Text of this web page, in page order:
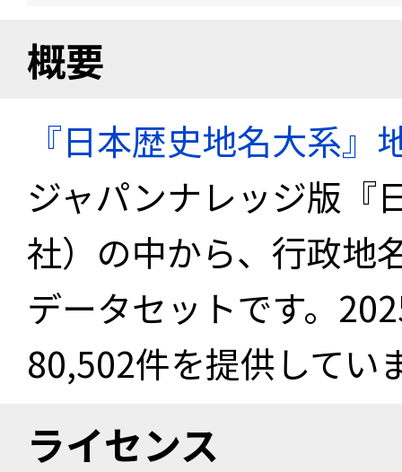
概要
『日本歴史地名大系
ジャパンナレッジ版『
社）の中から、行政地
データセットです。
80,502件を提供してい
ライセンス